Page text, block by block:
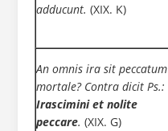
adducunt. (XIX. K)
An omnis ira sit peccatum
mortale? Contra dicit Ps.:
Irascimini et nolite
peccare. (XIX. G)